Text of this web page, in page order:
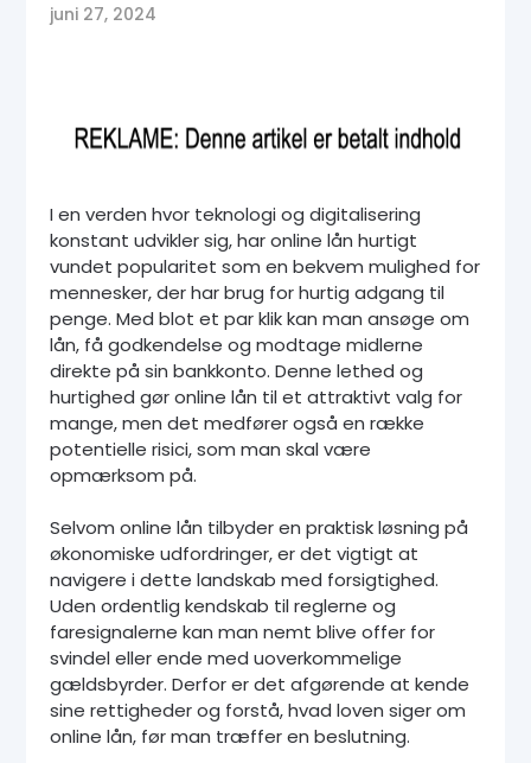
juni 27, 2024
I en verden hvor teknologi og digitalisering
konstant udvikler sig, har online lån hurtigt
vundet popularitet som en bekvem mulighed for
mennesker, der har brug for hurtig adgang til
penge. Med blot et par klik kan man ansøge om
lån, få godkendelse og modtage midlerne
direkte på sin bankkonto. Denne lethed og
hurtighed gør online lån til et attraktivt valg for
mange, men det medfører også en række
potentielle risici, som man skal være
opmærksom på.
Selvom online lån tilbyder en praktisk løsning på
økonomiske udfordringer, er det vigtigt at
navigere i dette landskab med forsigtighed.
Uden ordentlig kendskab til reglerne og
faresignalerne kan man nemt blive offer for
svindel eller ende med uoverkommelige
gældsbyrder. Derfor er det afgørende at kende
sine rettigheder og forstå, hvad loven siger om
online lån, før man træffer en beslutning.